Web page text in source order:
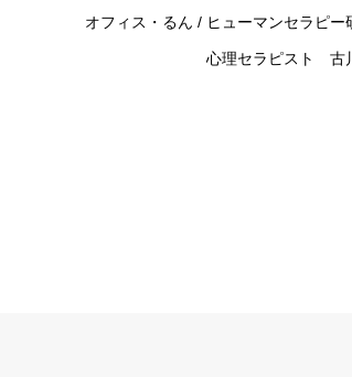
オフィス・るん / ヒューマンセラピー
心理セラピスト 古